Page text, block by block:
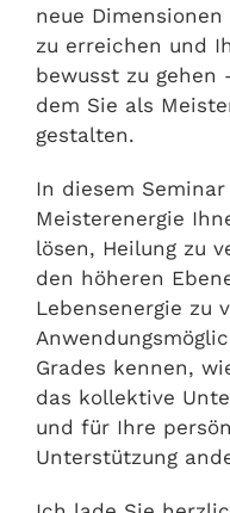
neue
zu erreichen und
bewusst zu gehen
dem Sie als
gestalten.
In diesem
Meisterenergie
lösen, Heilung zu
den höheren
Lebensenergie zu
Grades kennen,
das kollektive
und für Ihre
Unterstützung